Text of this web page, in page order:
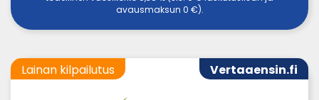
avausmaksun 0 €).
Vertaaensin.fi
Lainan kilpailutus